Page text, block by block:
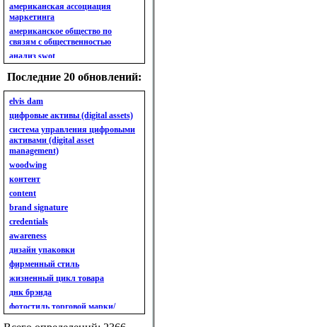
американская ассоциация
маркетинга
американское общество по
связям с общественностью
анализ swot
анализ бизнес-портфеля
анализ имиджа
анализ кластерный
анализ конкурентов
анализ кросс-культурных
особенностей
анализ мак кинси «7s»
анализ макросистемы
анализ маркетинговый
анализ рынка
анализ ситуационный
анализ экспертный
индивидуальный
анкета
ассортимент
ассортимент товарный.
планирование товарного
ассортимента
ассортимент. глубина
Последние 20 обновлений:
elvis dam
цифровые активы (digital assets)
система управления цифровыми
активами (digital asset
management)
woodwing
контент
content
brand signature
credentials
awareness
дизайн упаковки
фирменный стиль
жизненный цикл товара
днк брэнда
фотостиль торговой марки/
линейки продукции